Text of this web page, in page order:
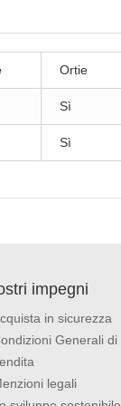
Ortie
Sì
Sì
impegni
in sicurezza
Generali di
legali